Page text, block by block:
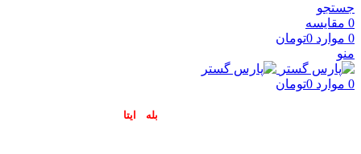
جستجو
0 مقایسه
0 موارد 0تومان
منو
0 موارد 0تومان
بله ایتا